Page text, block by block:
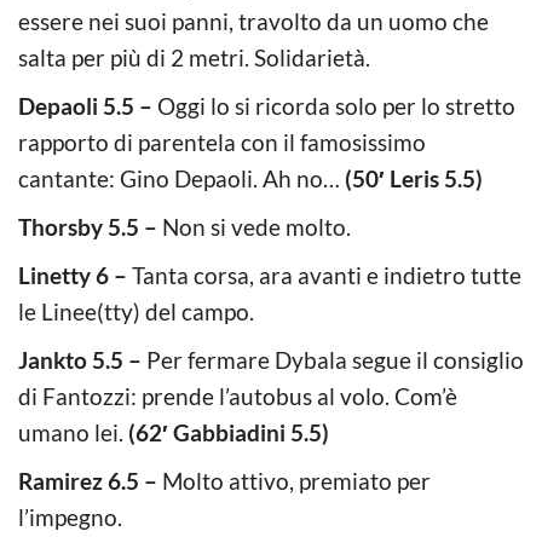
essere nei suoi panni, travolto da un uomo che
salta per più di 2 metri. Solidarietà.
Depaoli 5.5 – Oggi lo si ricorda solo per lo stretto
rapporto di parentela con il famosissimo
cantante: Gino Depaoli. Ah no… (50′ Leris 5.5)
Thorsby 5.5 – Non si vede molto.
Linetty 6 – Tanta corsa, ara avanti e indietro tutte
le Linee(tty) del campo.
Jankto 5.5 – Per fermare Dybala segue il consiglio
di Fantozzi: prende l’autobus al volo. Com’è
umano lei. (62′ Gabbiadini 5.5)
Ramirez 6.5 – Molto attivo, premiato per
l’impegno.